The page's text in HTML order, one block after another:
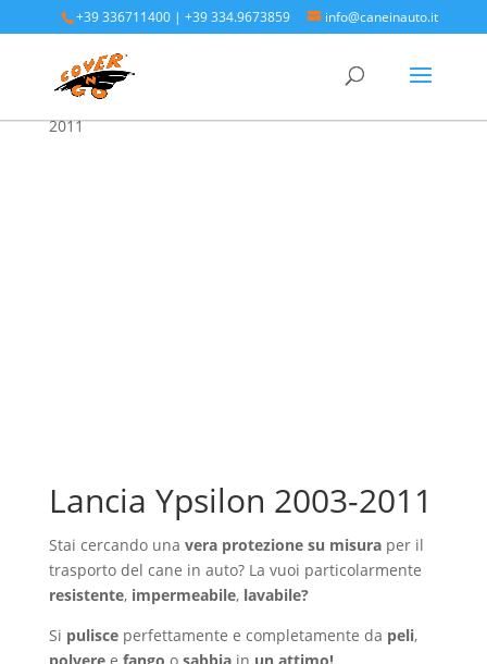
+39 336711400 |+39 334.9673859 info@caneinauto.it
Home/SALVA BAULE - Vasca Telo Copribaule
Auto/SALVA BAULE LANCIA
2011
Lancia Ypsilon 2003-2011
Stai cercando una vera protezione su misuraper il
trasporto del cane in auto? La vuoi particolarmente
resistente, impermeabile, lavabile?
Si pulisceperfettamente e completamente da peli,